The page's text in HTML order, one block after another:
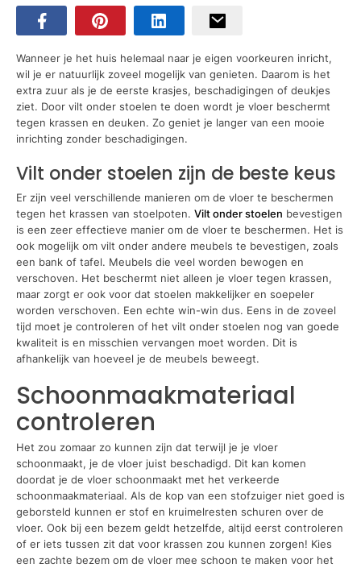
Wanneer je het huis helemaal naar je eigen voorkeuren inricht,
wil je er natuurlijk zoveel mogelijk van genieten. Daarom is het
extra zuur als je de eerste krasjes, beschadigingen of deukjes
ziet. Door vilt onder stoelen te doen wordt je vloer beschermt
tegen krassen en deuken. Zo geniet je langer van een mooie
inrichting zonder beschadigingen.
Vilt onder stoelen zijn de beste keus
Er zijn veel verschillende manieren om de vloer te beschermen
tegen het krassen van stoelpoten. Vilt onder stoelen bevestigen
is een zeer effectieve manier om de vloer te beschermen. Het is
ook mogelijk om vilt onder andere meubels te bevestigen, zoals
een bank of tafel. Meubels die veel worden bewogen en
verschoven. Het beschermt niet alleen je vloer tegen krassen,
maar zorgt er ook voor dat stoelen makkelijker en soepeler
worden verschoven. Een echte win-win dus. Eens in de zoveel
tijd moet je controleren of het vilt onder stoelen nog van goede
kwaliteit is en misschien vervangen moet worden. Dit is
afhankelijk van hoeveel je de meubels beweegt.
Schoonmaakmateriaal
controleren
Het zou zomaar zo kunnen zijn dat terwijl je je vloer
schoonmaakt, je de vloer juist beschadigd. Dit kan komen
doordat je de vloer schoonmaakt met het verkeerde
schoonmaakmateriaal. Als de kop van een stofzuiger niet goed is
geborsteld kunnen er stof en kruimelresten schuren over de
vloer. Ook bij een bezem geldt hetzelfde, altijd eerst controleren
of er iets tussen zit dat voor krassen zou kunnen zorgen! Kies
een zachte bezem om de vloer mee schoon te maken voor het